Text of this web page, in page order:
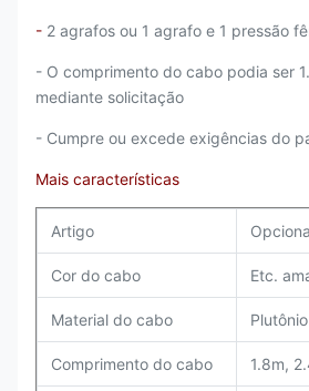
- 2 agrafos ou 1 agrafo e 1 pressão
- O comprimento do cabo podia ser
mediante solicitação
- Cumpre ou excede exigências do
Mais características
Artigo
Cor do cabo Etc.
Material do cabo
Comprimento do cabo 1.8m,